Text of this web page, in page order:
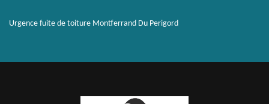
Urgence fuite de toiture Montferrand Du Perigord